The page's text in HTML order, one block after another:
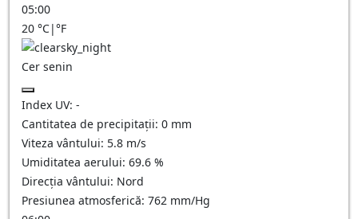
05:00
20 °C|°F
Cer senin
Index UV: -
Cantitatea de precipitații: 0 mm
Viteza vântului: 5.8 m/s
Umiditatea aerului: 69.6 %
Direcția vântului: Nord
Presiunea atmosferică: 762 mm/Hg